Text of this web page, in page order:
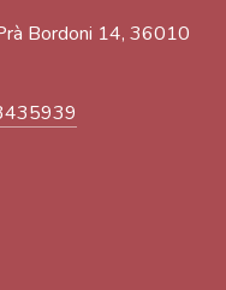
Bordoni 14, 36010